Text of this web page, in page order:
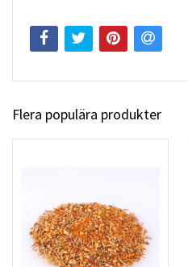
Flera populära produkter